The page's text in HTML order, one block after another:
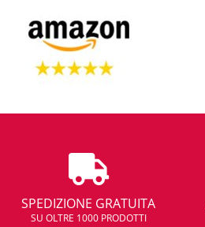
SPEDIZIONE GRATUITA
SU OLTRE 1000 PRODOTTI